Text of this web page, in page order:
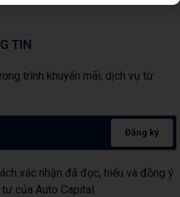
TIN
trình khuyến mãi, dịch vụ từ
Đăng ký
xác nhận đã đọc, hiểu và đồng ý
của Auto Capital